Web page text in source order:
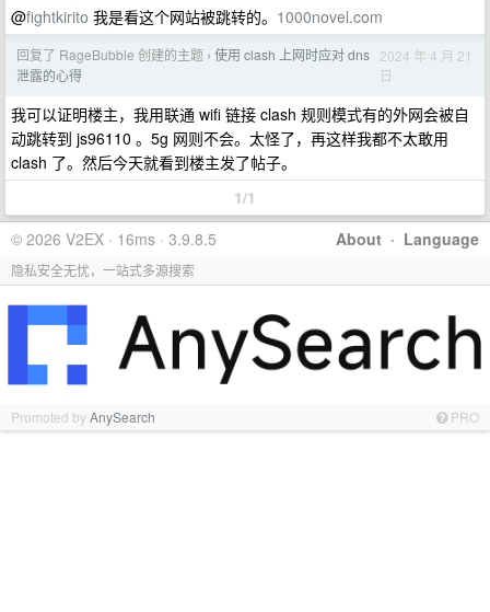
@fightkirito 我是看这个网站被跳转的。 1000novel.com
回复了 RageBubble 创建的主题 › 使用 clash 上网时应对 dns
泄露的心得
2024 年 4 月 21
日
我可以证明楼主，我用联通 wifi 链接 clash 规则模式有的外网会被自
动跳转到 js96110 。5g 网则不会。太怪了，再这样我都不太敢用
clash 了。然后今天就看到楼主发了帖子。
1/1
About · Language
© 2026 V2EX · 16ms · 3.9.8.5
隐私安全无忧，一站式多源搜索
Promoted byAnySearch PRO